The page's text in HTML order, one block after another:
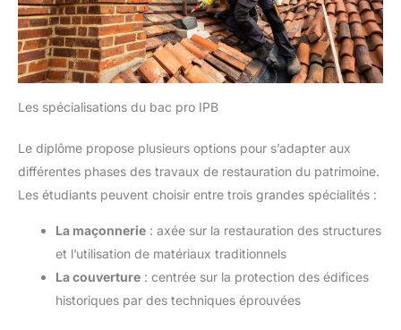
Les spécialisations du bac pro IPB
Le diplôme propose plusieurs options pour s’adapter aux
différentes phases des travaux de restauration du patrimoine.
Les étudiants peuvent choisir entre trois grandes spécialités :
La maçonnerie : axée sur la restauration des structures
et l’utilisation de matériaux traditionnels
La couverture : centrée sur la protection des édifices
historiques par des techniques éprouvées